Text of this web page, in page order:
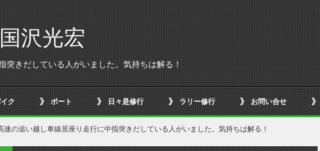
沢光宏
突きだしている人がいました。気持ちは解る！
ク ボート 日々是修行 ラリー修行 お問い合せ
速の追い越し車線居座り走行に中指突きだしている人がいました。気持ちは解る！